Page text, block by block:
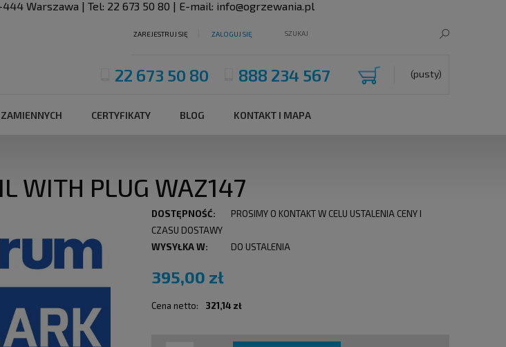
444 Warszawa | Tel: 22 673 50 80 | E-mail: info@ogrzewania.pl
ZAREJESTRUJ SIĘ ZALOGUJ SIĘ
(pusty)
22 673 50 80 888 234 567
ZAMIENNYCH CERTYFIKATY BLOG KONTAKT I MAPA
WITH PLUG WAZ147
DOSTĘPNOŚĆ:
PROSIMY O KONTAKT W CELU USTALENIA CENY I
CZASU DOSTAWY
WYSYŁKA W:
DO USTALENIA
395,00 zł
Cena netto: 321,14 zł